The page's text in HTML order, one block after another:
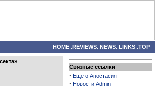
HOME::REVIEWS::NEWS::LINKS::TOP
Связные ссылки
· Ещё о Апостасия
· Новости Admin